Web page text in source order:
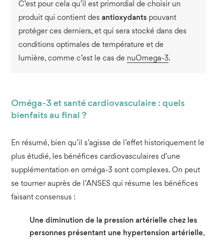
C’est pour cela qu’il est primordial de choisir un
produit qui contient desantioxydants pouvant
protéger ces derniers, et qui sera stocké dans des
conditions optimales de température et de
lumière, comme c’est le cas de nuOmega-3.
Oméga-3 et santé cardiovasculaire : quels
bienfaits au final ?
En résumé, bien qu’il s’agisse de l’effet historiquement le
plus étudié, les bénéfices cardiovasculaires d’une
supplémentation en oméga-3 sont complexes. On peut
se tourner auprès de l’ANSES qui résume les bénéfices
faisant consensus :
Une diminution de la pression artérielle chez les
personnes présentant une hypertension artérielle,